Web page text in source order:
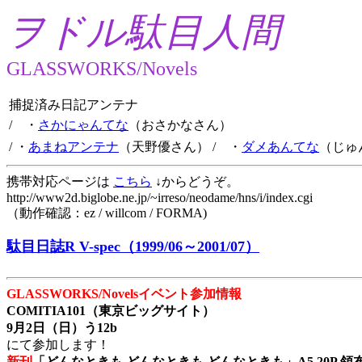
ヲドル駄目人間
GLASSWORKS/Novels
捕捉済み日記アンテナ
/ ・ さかにゃんてな （おさかなさん）
/ ・ あまねアンテナ （天野優さん） / ・ ダメあんてな （じ
携帯対応ページは こちら ↓からどうぞ。
http://www2d.biglobe.ne.jp/~irreso/neodame/hns/i/index.cgi
（動作確認：ez / willcom / FORMA)
駄目日誌R V-spec（1999/06～2001/07）
GLASSWORKS/Novelsイベント参加情報
COMITIA101（東京ビッグサイト）
9月2日（日）う12b
にて参加します！